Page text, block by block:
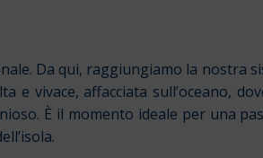
Da qui, raggiungiamo la nostra
e vivace, affacciata sull’oceano,
È il momento ideale per una